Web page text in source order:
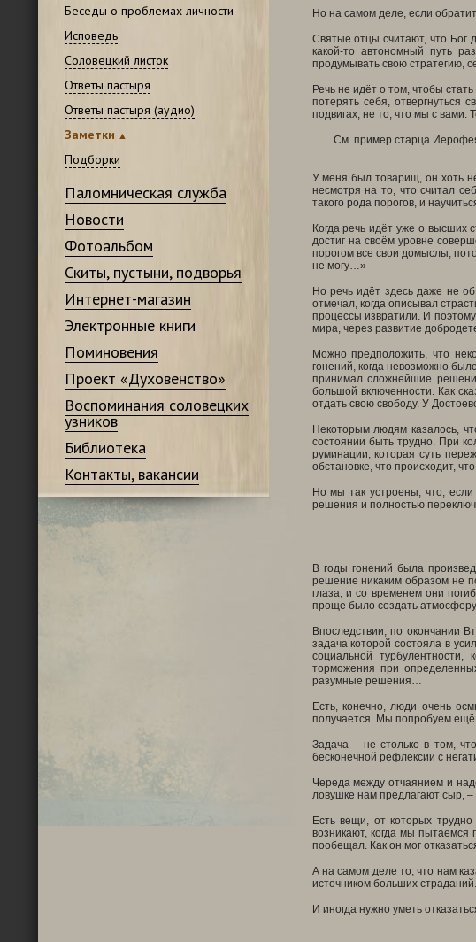
Беседы о проблемах личности
Исповедь
Соловецкий листок
Ответы пастыря
Ответы пастыря (аудио)
Заметки
Подборки
Паломническая служба
Новости
Фотоальбом
Скиты, пустыни, подворья
Интернет-магазин
Электронные книги
Поминовения
Проект «Духовенство»
Воспоминания соловецких
узников
Библиотека
Контакты, вакансии
Но на самом деле, если
Святые отцы считают, что Бог
какой-то автономный путь
продумывать свою стратегию,
Речь не идёт о том, чтобы
потерять себя, отвергнуться
подвигах, не то, что мы с вами.
См. пример старца
У меня был товарищ, он хоть
несмотря на то, что считал
такого рода порогов, и
Когда речь идёт уже о высших
достиг на своём уровне
порогом все свои домыслы,
не могу…»
Но речь идёт здесь даже не
отмечал, когда описывал
процессы извратили. И
мира, через развитие
Можно предположить, что
гонений, когда невозможно
принимал сложнейшие
большой включенности. Как
отдать свою свободу. У
Некоторым людям казалось,
состоянии быть трудно. При
руминации, которая суть
обстановке, что происходит,
Но мы так устроены, что,
решения и полностью
В годы гонений была
решение никаким образом не
глаза, и со временем они
проще было создать
Впоследствии, по окончании
задача которой состояла в
социальной
торможения при
разумные решения…
Есть, конечно, люди очень
получается. Мы попробуем ещё
Задача – не столько в том,
бесконечной рефлексии с
Череда между отчаянием и
ловушке нам предлагают сыр, –
Есть вещи, от которых
возникают, когда мы пытаемся
пообещал. Как он мог
А на самом деле то, что нам
источником больших
И иногда нужно уметь